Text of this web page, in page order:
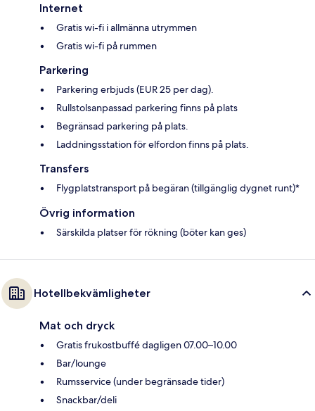
Internet
Gratis wi-fi i allmänna utrymmen
Gratis wi-fi på rummen
Parkering
Parkering erbjuds (EUR 25 per dag).
Rullstolsanpassad parkering finns på plats
Begränsad parkering på plats.
Laddningsstation för elfordon finns på plats.
Transfers
Flygplatstransport på begäran (tillgänglig dygnet runt)*
Övrig information
Särskilda platser för rökning (böter kan ges)
Hotellbekvämligheter
Mat och dryck
Gratis frukostbuffé dagligen 07.00–10.00
Bar/lounge
Rumsservice (under begränsade tider)
Snackbar/deli